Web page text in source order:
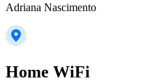
Adriana Nascimento
Home WiFi